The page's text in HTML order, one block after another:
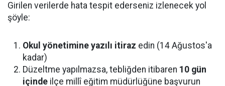
Girilen verilerde hata tespit ederseniz izlenecek yol
şöyle:
Okul yönetimine yazılı itiraz edin (14 Ağustos'a
kadar)
Düzeltme yapılmazsa, tebliğden itibaren 10 gün
içinde ilçe millî eğitim müdürlüğüne başvurun